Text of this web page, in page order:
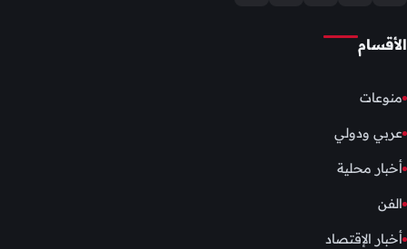
الأقسام
منوعات
عربي ودولي
أخبار محلية
الفن
أخبار الإقتصاد